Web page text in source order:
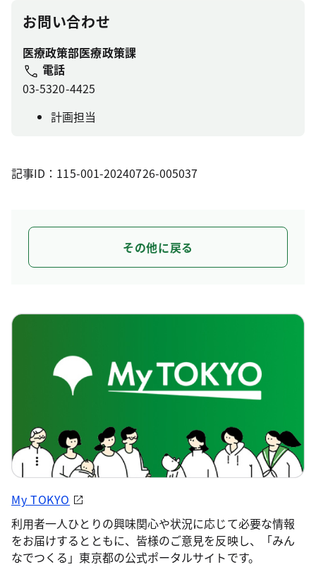
お問い合わせ
医療政策部医療政策課
電話
03-5320-4425
計画担当
記事ID：115-001-20240726-005037
その他に戻る
My TOKYO
利用者一人ひとりの興味関心や状況に応じて必要な情報
をお届けするとともに、皆様のご意見を反映し、「みん
なでつくる」東京都の公式ポータルサイトです。